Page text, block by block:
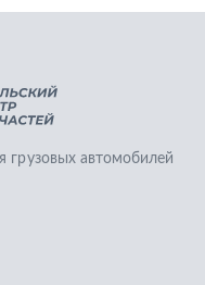
грузовых автомобилей